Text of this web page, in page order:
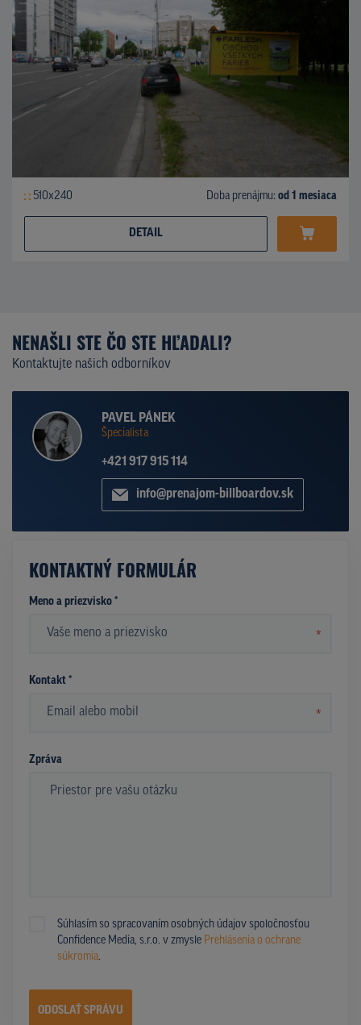
510x240 Doba prenájmu: od 1 mesiaca
DETAIL
NENAŠLI STE ČO STE HĽADALI?
Kontaktujte našich odborníkov
PAVEL PÁNEK
Špecialista
+421 917 915 114
info@prenajom-billboardov.sk
KONTAKTNÝ FORMULÁR
Meno a priezvisko *
*
Kontakt *
*
Zpráva
Súhlasím so spracovaním osobných údajov spoločnosťou
Confidence Media, s.r.o. v zmysle Prehlásenia o ochrane
súkromia.
ODOSLAŤ SPRÁVU